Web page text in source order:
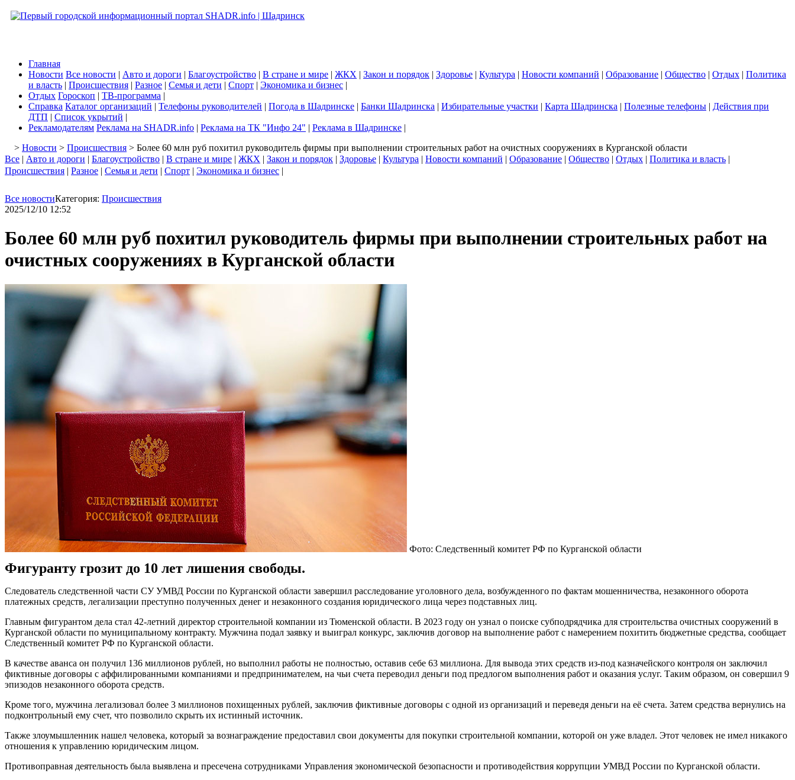
Главная
Новости Все новости | Авто и дороги | Благоустройство | В стране и мире | ЖКХ | Закон и порядок | Здоровье | Культура | Новости компаний | Образование | Общество | Отдых | Политика
и власть | Происшествия | Разное | Семья и дети | Спорт | Экономика и бизнес |
Отдых Гороскоп | ТВ-программа |
Справка Каталог организаций | Телефоны руководителей | Погода в Шадринске | Банки Шадринска | Избирательные участки | Карта Шадринска | Полезные телефоны | Действия при
ДТП | Список укрытий |
Рекламодателям Реклама на SHADR.info | Реклама на ТК "Инфо 24" | Реклама в Шадринске |
> Новости > Происшествия > Более 60 млн руб похитил руководитель фирмы при выполнении строительных работ на очистных сооружениях в Курганской области
Все | Авто и дороги | Благоустройство | В стране и мире | ЖКХ | Закон и порядок | Здоровье | Культура | Новости компаний | Образование | Общество | Отдых | Политика и власть |
Происшествия | Разное | Семья и дети | Спорт | Экономика и бизнес |
Все новостиКатегория: Происшествия
2025/12/10 12:52
Более 60 млн руб похитил руководитель фирмы при выполнении строительных работ на
очистных сооружениях в Курганской области
Фото: Следственный комитет РФ по Курганской области
Фигуранту грозит до 10 лет лишения свободы.
Следователь следственной части СУ УМВД России по Курганской области завершил расследование уголовного дела, возбужденного по фактам мошенничества, незаконного оборота
платежных средств, легализации преступно полученных денег и незаконного создания юридического лица через подставных лиц.
Главным фигурантом дела стал 42-летний директор строительной компании из Тюменской области. В 2023 году он узнал о поиске субподрядчика для строительства очистных сооружений в
Курганской области по муниципальному контракту. Мужчина подал заявку и выиграл конкурс, заключив договор на выполнение работ с намерением похитить бюджетные средства, сообщает
Следственный комитет РФ по Курганской области.
В качестве аванса он получил 136 миллионов рублей, но выполнил работы не полностью, оставив себе 63 миллиона. Для вывода этих средств из-под казначейского контроля он заключил
фиктивные договоры с аффилированными компаниями и предпринимателем, на чьи счета переводил деньги под предлогом выполнения работ и оказания услуг. Таким образом, он совершил 9
эпизодов незаконного оборота средств.
Кроме того, мужчина легализовал более 3 миллионов похищенных рублей, заключив фиктивные договоры с одной из организаций и переведя деньги на её счета. Затем средства вернулись на
подконтрольный ему счет, что позволило скрыть их истинный источник.
Также злоумышленник нашел человека, который за вознаграждение предоставил свои документы для покупки строительной компании, которой он уже владел. Этот человек не имел никакого
отношения к управлению юридическим лицом.
Противоправная деятельность была выявлена и пресечена сотрудниками Управления экономической безопасности и противодействия коррупции УМВД России по Курганской области.